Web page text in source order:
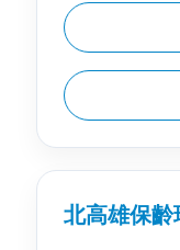
北高雄保齡